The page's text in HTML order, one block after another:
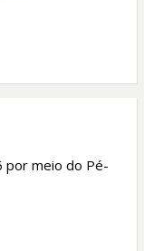
por meio do Pé-